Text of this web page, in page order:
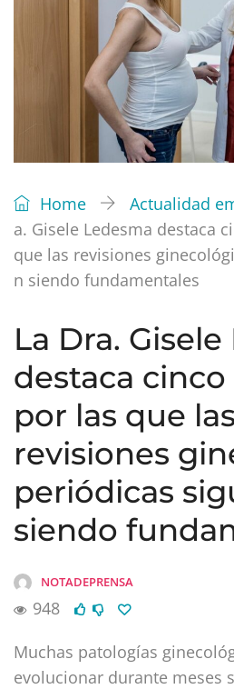
Home Actualidad
a. Gisele Ledesma destaca
que las revisiones
n siendo fundamentales
La Dra.
destaca cinco
por las que las
revisiones
periódicas
siendo
NOTADEPRENSA
948
Muchas patologías
evolucionar durante meses